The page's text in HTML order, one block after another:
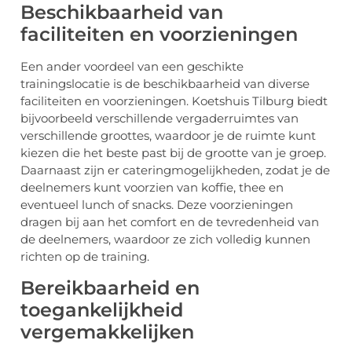
Beschikbaarheid van
faciliteiten en voorzieningen
Een ander voordeel van een geschikte
trainingslocatie is de beschikbaarheid van diverse
faciliteiten en voorzieningen. Koetshuis Tilburg biedt
bijvoorbeeld verschillende vergaderruimtes van
verschillende groottes, waardoor je de ruimte kunt
kiezen die het beste past bij de grootte van je groep.
Daarnaast zijn er cateringmogelijkheden, zodat je de
deelnemers kunt voorzien van koffie, thee en
eventueel lunch of snacks. Deze voorzieningen
dragen bij aan het comfort en de tevredenheid van
de deelnemers, waardoor ze zich volledig kunnen
richten op de training.
Bereikbaarheid en
toegankelijkheid
vergemakkelijken